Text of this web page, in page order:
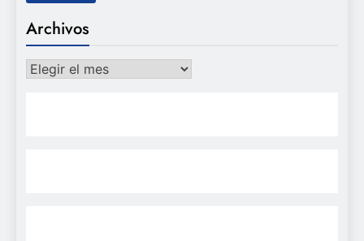
Archivos
Archivos